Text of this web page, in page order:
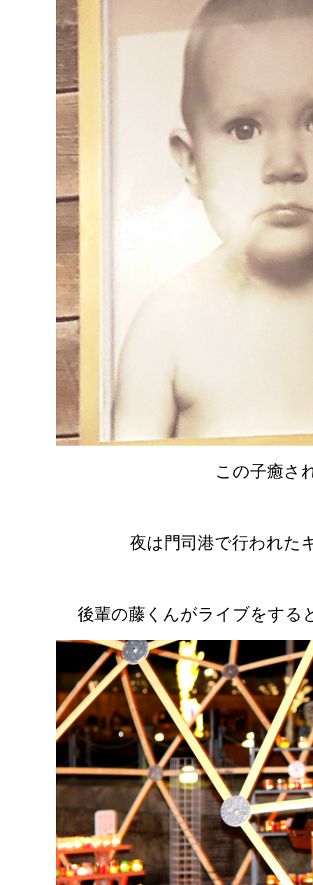
この子癒さ
夜は門司港で行われた
後輩の藤くんがライブをする